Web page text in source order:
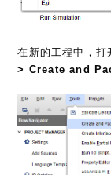
在新的工程中，
> Create and